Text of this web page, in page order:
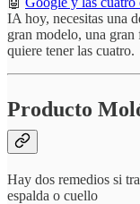
IA hoy, necesitas una
gran modelo, una
quiere tener las cuatro.
Producto
Hay dos remedios si
espalda o cuello